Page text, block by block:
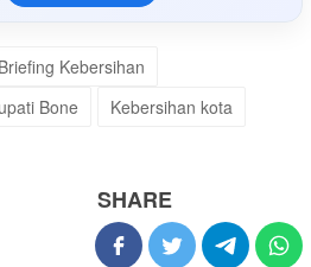
Briefing Kebersihan
Bone
Kebersihan kota
SHARE